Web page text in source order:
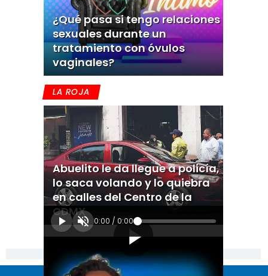
¿Qué pasa si tengo relaciones
sexuales durante un
tratamiento con óvulos
vaginales?
LA ROJA
Abuelito le da llegue a policía,
lo saca volando y lo quiebra
en calles del Centro de la
CDMX
0:00 / 0:00
[Publicidad]